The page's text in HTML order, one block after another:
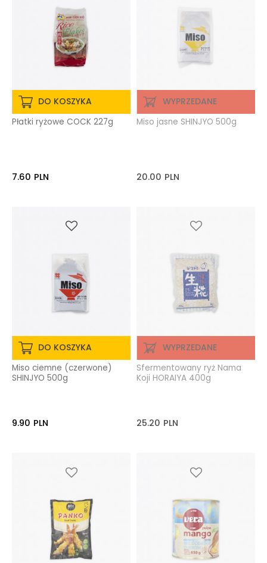
DO KOSZYKA
Płatki ryżowe COCK 227g
7.60 PLN
WYPRZEDANE
Miso jasne SHINJYO 500g
20.00 PLN
DO KOSZYKA
Miso ciemne (czerwone)
SHINJYO 500g
9.90 PLN
WYPRZEDANE
Sfermentowany ryż Nama
Koji HORAIYA 400g
25.20 PLN